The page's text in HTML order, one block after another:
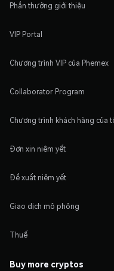
Phần thưởng giới thiệu
VIP Portal
Chương trình VIP của Phemex
Collaborator Program
Chương trình khách hàng của
Đơn xin niêm yết
Đề xuất niêm yết
Giao dịch mô phỏng
Thuế
Buy more cryptos